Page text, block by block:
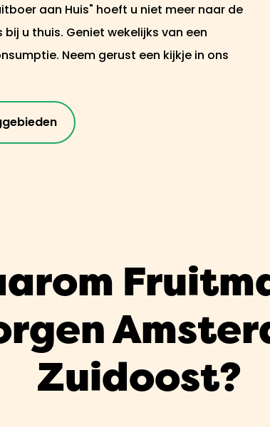
aan Huis" hoeft u niet meer naar de
u thuis. Geniet wekelijks van een
Neem gerust een kijkje in ons
Zuidoost?